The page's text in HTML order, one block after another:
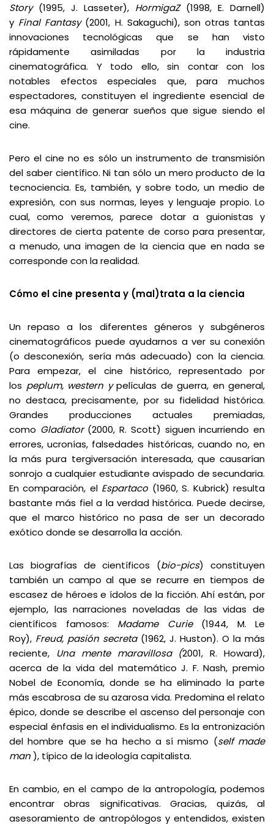
Story (1995, J. Lasseter), HormigaZ(1998, E. Darnell)
y Final Fantasy(2001, H. Sakaguchi), son otras tantas
innovaciones tecnológicas que se han visto
rápidamente asimiladas por la industria
cinematográfica. Y todo ello, sin contar con los
notables efectos especiales que, para muchos
espectadores, constituyen el ingrediente esencial de
esa máquina de generar sueños que sigue siendo el
cine.
Pero el cine no es sólo un instrumento de transmisión
del saber científico. Ni tan sólo un mero producto de la
tecnociencia. Es, también, y sobre todo, un medio de
expresión, con sus normas, leyes y lenguaje propio. Lo
cual, como veremos, parece dotar a guionistas y
directores de cierta patente de corso para presentar,
a menudo, una imagen de la ciencia que en nada se
corresponde con la realidad.
Cómo el cine presenta y (mal)trata a la ciencia
Un repaso a los diferentes géneros y subgéneros
cinematográficos puede ayudarnos a ver su conexión
(o desconexión, sería más adecuado) con la ciencia.
Para empezar, el cine histórico, representado por
los peplum, western ypelículas de guerra, en general,
no destaca, precisamente, por su fidelidad histórica.
Grandes producciones actuales premiadas,
como Gladiator(2000, R. Scott) siguen incurriendo en
errores, ucronías, falsedades históricas, cuando no, en
la más pura tergiversación interesada, que causarían
sonrojo a cualquier estudiante avispado de secundaria.
En comparación, elEspartaco (1960, S. Kubrick) resulta
bastante más fiel a la verdad histórica. Puede decirse,
que el marco histórico no pasa de ser un decorado
exótico donde se desarrolla la acción.
Las biografías de científicos (bio-pics) constituyen
también un campo al que se recurre en tiempos de
escasez de héroes e ídolos de la ficción. Ahí están, por
ejemplo, las narraciones noveladas de las vidas de
científicos famosos: Madame Curie(1944, M. Le
Roy), Freud, pasión secreta(1962, J. Huston). O la más
reciente,
Una mente maravillosa (2001, R. Howard),
acerca de la vida del matemático J. F. Nash, premio
Nobel de Economía, donde se ha eliminado la parte
más escabrosa de su azarosa vida. Predomina el relato
épico, donde se describe el ascenso del personaje con
especial énfasis en el individualismo. Es la entronización
del hombre que se ha hecho a sí mismo (self made
man), típico de la ideología capitalista.
En cambio, en el campo de la antropología, podemos
encontrar obras significativas. Gracias, quizás, al
asesoramiento de antropólogos y entendidos, existen